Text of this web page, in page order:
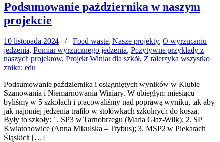
Podsumowanie października w naszym
projekcie
10 listopada 2024 / Food waste, Nasze projekty, O wyrzucaniu
jedzenia, Pomiar wyrzucanego jedzenia, Pozytywne przykłady z
naszych projektów, Projekt Winiar dla szkół, Z talerzyka wszystko
znika: edu
Podsumowanie października i osiągniętych wyników w Klubie
Szanowania i Niemarnowania Winiary. W ubiegłym miesiącu
byliśmy w 5 szkołach i pracowaliśmy nad poprawą wyniku, tak aby
jak najmniej jedzenia trafiło w stołówkach szkolnych do kosza.
Były to szkoły: 1. SP3 w Tarnobrzegu (Maria Głaz-Wilk); 2. SP
Kwiatonowice (Anna Mikulska – Trybus); 3. MSP2 w Piekarach
Śląskich […]